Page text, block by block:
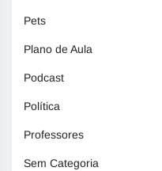
Pets
Plano de Aula
Podcast
Política
Professores
Sem Categoria